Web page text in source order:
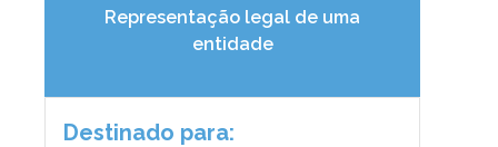
Representação legal de uma
entidade
Destinado para: